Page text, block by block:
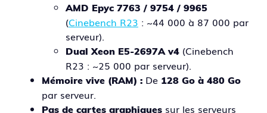
AMD Epyc 7763 / 9754 / 9965
(Cinebench R23 : ~44 000 à 87 000 par
serveur).
Dual Xeon E5-2697A v4 (Cinebench
R23 : ~25 000 par serveur).
Mémoire vive (RAM) : De 128 Go à 480 Go
par serveur.
Pas de cartes graphiques sur les serveurs